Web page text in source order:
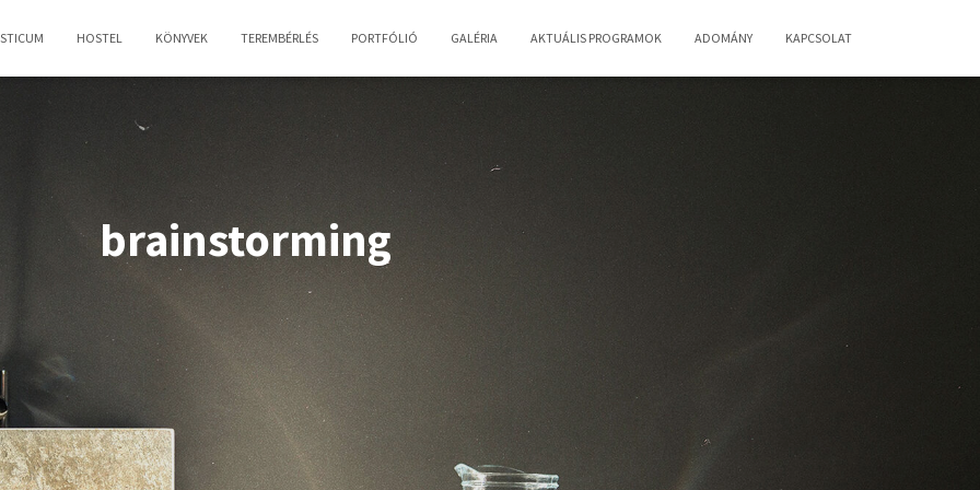
HOSTEL KÖNYVEK TEREMBÉRLÉS PORTFÓLIÓ GALÉRIA AKTUÁLIS PROGRAMOK ADOMÁNY KAPCSOLAT
brainstorming